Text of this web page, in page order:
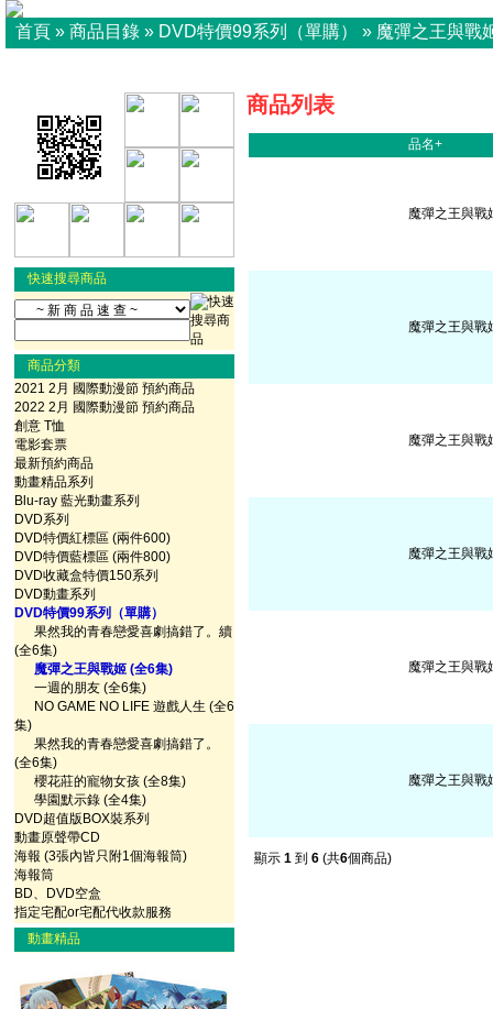
首頁 » 商品目錄 » DVD特價99系列（單購） » 魔彈之王與戰
快速搜尋商品
商品分類
2021 2月 國際動漫節 預約商品
2022 2月 國際動漫節 預約商品
創意 T恤
電影套票
最新預約商品
動畫精品系列
Blu-ray 藍光動畫系列
DVD系列
DVD特價紅標區 (兩件600)
DVD特價藍標區 (兩件800)
DVD收藏盒特價150系列
DVD動畫系列
DVD特價99系列（單購）
果然我的青春戀愛喜劇搞錯了。續
(全6集)
魔彈之王與戰姬 (全6集)
一週的朋友 (全6集)
NO GAME NO LIFE 遊戲人生 (全6
集)
果然我的青春戀愛喜劇搞錯了。
(全6集)
櫻花莊的寵物女孩 (全8集)
學園默示錄 (全4集)
DVD超值版BOX裝系列
動畫原聲帶CD
海報 (3張內皆只附1個海報筒)
海報筒
BD、DVD空盒
指定宅配or宅配代收款服務
動畫精品
商品列表
品名+
魔彈之王與戰
魔彈之王與戰
魔彈之王與戰
魔彈之王與戰
魔彈之王與戰
魔彈之王與戰
顯示 1 到 6 (共6個商品)